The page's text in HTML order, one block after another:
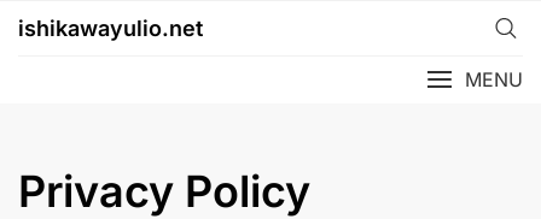
ishikawayulio.net
MENU
Privacy Policy